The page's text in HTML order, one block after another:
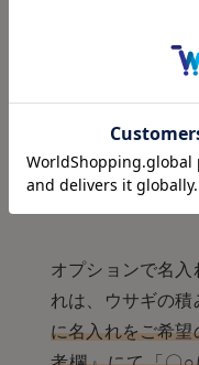
名
オプションで名入
れは、ウサギの
に名入れをご希